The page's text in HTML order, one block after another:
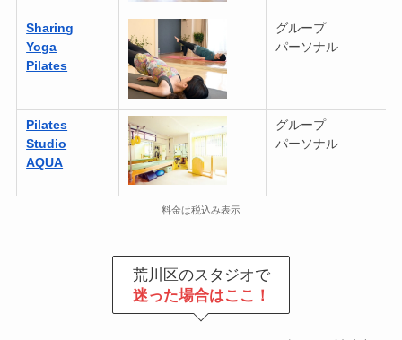
Sharing
Yoga
Pilates
グループ
パーソナル
Pilates
Studio
AQUA
グループ
パーソナル
料金は税込み表示
荒川区のスタジオで
迷った場合はここ！